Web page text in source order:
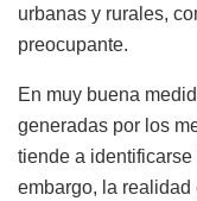
urbanas y rurales,
preocupante.
En muy buena
generadas por los
tiende a identificarse
embargo, la realidad